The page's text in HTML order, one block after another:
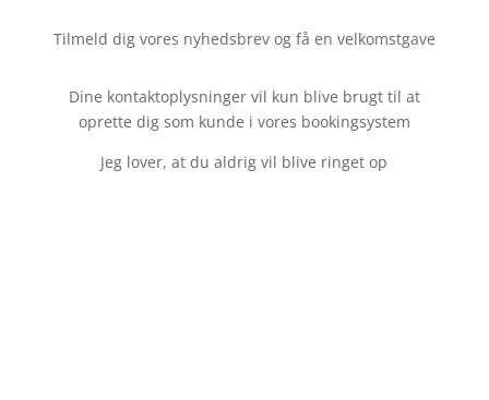
Tilmeld dig vores nyhedsbrev og få en velkomstgave
Dine kontaktoplysninger vil kun blive brugt til at
oprette dig som kunde i vores bookingsystem
Jeg lover, at du aldrig vil blive ringet op